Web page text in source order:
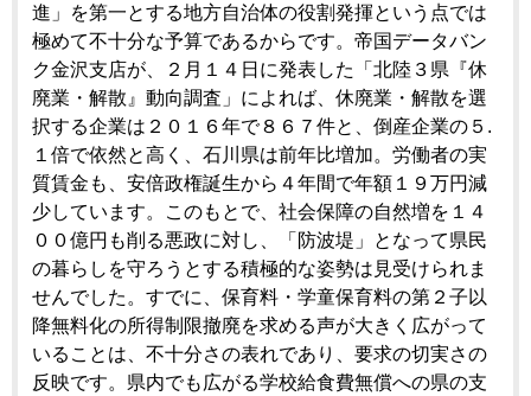
進」を第一とする地方自治体の役割発揮という点では
極めて不十分な予算であるからです。帝国データバン
ク金沢支店が、２月１４日に発表した「北陸３県『休
廃業・解散』動向調査」によれば、休廃業・解散を選
択する企業は２０１６年で８６７件と、倒産企業の５.
１倍で依然と高く、石川県は前年比増加。労働者の実
質賃金も、安倍政権誕生から４年間で年額１９万円減
少しています。このもとで、社会保障の自然増を１４
００億円も削る悪政に対し、「防波堤」となって県民
の暮らしを守ろうとする積極的な姿勢は見受けられま
せんでした。すでに、保育料・学童保育料の第２子以
降無料化の所得制限撤廃を求める声が大きく広がって
いることは、不十分さの表れであり、要求の切実さの
反映です。県内でも広がる学校給食費無償への県の支